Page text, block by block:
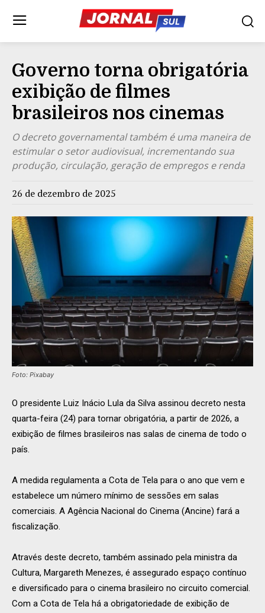
Governo torna obrigatória
exibição de filmes
brasileiros nos cinemas
O decreto governamental também é uma maneira de
estimular o setor audiovisual, incrementando sua
produção, circulação, geração de empregos e renda
26 de dezembro de 2025
Foto: Pixabay
O presidente Luiz Inácio Lula da Silva assinou decreto nesta
quarta-feira (24) para tornar obrigatória, a partir de 2026, a
exibição de filmes brasileiros nas salas de cinema de todo o
país.
A medida regulamenta a Cota de Tela para o ano que vem e
estabelece um número mínimo de sessões em salas
comerciais. A Agência Nacional do Cinema (Ancine) fará a
fiscalização.
Através deste decreto, também assinado pela ministra da
Cultura, Margareth Menezes, é assegurado espaço contínuo
e diversificado para o cinema brasileiro no circuito comercial.
Com a Cota de Tela há a obrigatoriedade de exibição de